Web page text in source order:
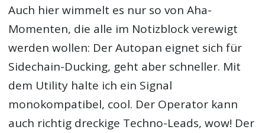
Auch hier wimmelt es nur so von Aha-
Momenten, die alle im Notizblock verewigt
werden wollen: Der Autopan eignet sich für
Sidechain-Ducking, geht aber schneller. Mit
dem Utility halte ich ein Signal
monokompatibel, cool. Der Operator kann
auch richtig dreckige Techno-Leads, wow! Der